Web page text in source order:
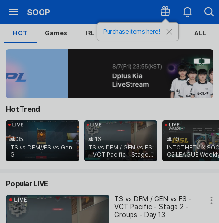
SOOP
Purchase items here!
HOT Games IRL Sports Esports ALL
Hot Trend
TS vs DFM//FS vs Gen
G
35
TS vs DFM / GEN vs FS
- VCT Pacific - Stage
2 - Groups - Day 13
16
INTOTHETV X
C2 LEAGUE
10
Popular LIVE
TS vs DFM / GEN vs FS -
VCT Pacific - Stage 2 -
Groups - Day 13